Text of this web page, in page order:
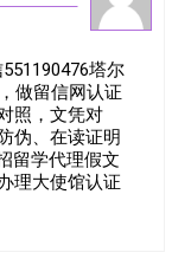
单||
塔尔
做留信网认证
照，文凭对
伪、在读证明
留学代理假文
理大使馆认证
理学位证书办